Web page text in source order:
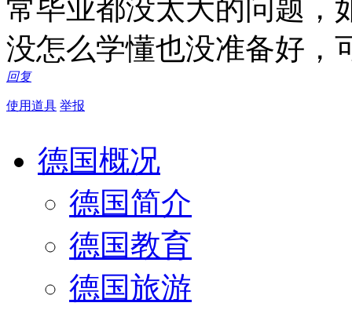
常毕业都没太大的问题，
没怎么学懂也没准备好，
回复
使用道具 举报
德国概况
德国简介
德国教育
德国旅游